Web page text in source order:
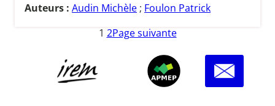
Auteurs : Audin Michèle ; Foulon Patrick
1 2Page suivante